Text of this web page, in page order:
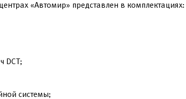
«Автомир» представлен в комплектациях:
DCT;
системы;